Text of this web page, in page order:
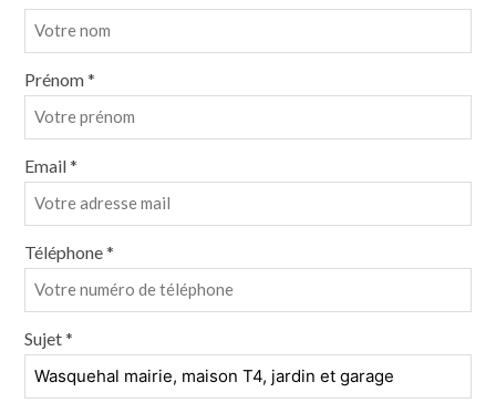
Prénom *
Email *
Téléphone *
Sujet *